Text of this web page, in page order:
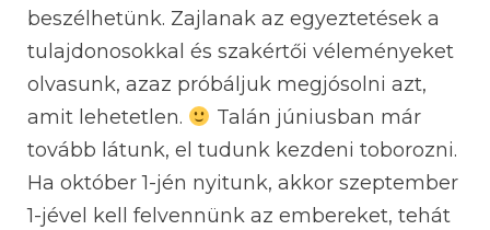
beszélhetünk. Zajlanak az egyeztetések a
tulajdonosokkal és szakértői véleményeket
olvasunk, azaz próbáljuk megjósolni azt,
amit lehetetlen.
Talán júniusban már
tovább látunk, el tudunk kezdeni toborozni.
Ha október 1-jén nyitunk, akkor szeptember
1-jével kell felvennünk az embereket, tehát